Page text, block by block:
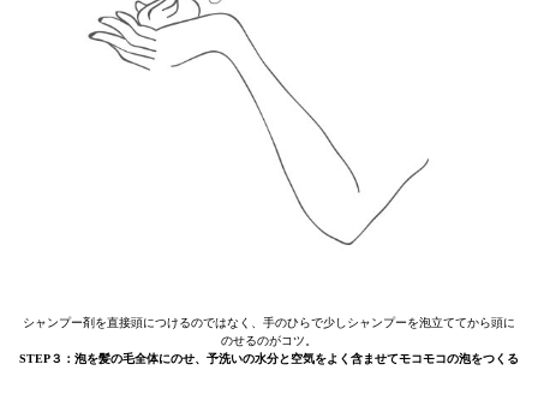
シャンプー剤を直接頭につけるのではなく、手のひらで少しシャンプーを泡立ててから頭に
のせるのがコツ。
STEP３：泡を髪の毛全体にのせ、予洗いの水分と空気をよく含ませてモコモコの泡をつくる